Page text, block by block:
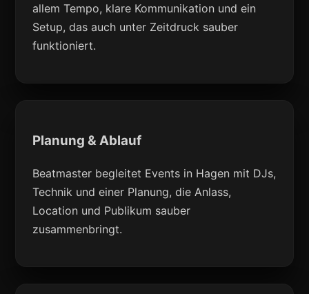
allem Tempo, klare Kommunikation und ein
Setup, das auch unter Zeitdruck sauber
funktioniert.
Planung & Ablauf
Beatmaster begleitet Events in Hagen mit DJs,
Technik und einer Planung, die Anlass,
Location und Publikum sauber
zusammenbringt.